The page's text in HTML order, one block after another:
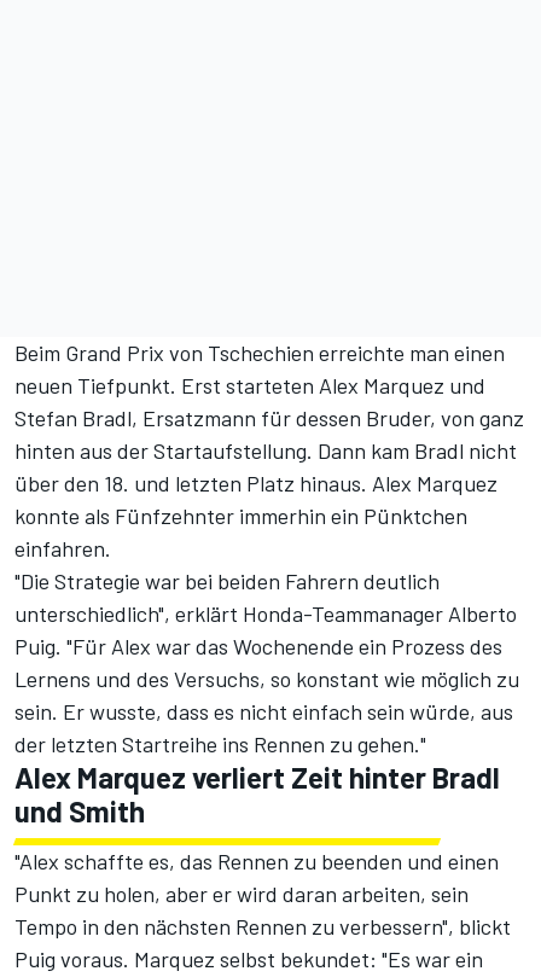
Beim Grand Prix von Tschechien erreichte man einen
neuen Tiefpunkt. Erst starteten Alex Marquez und
Stefan Bradl, Ersatzmann für dessen Bruder, von ganz
hinten aus der Startaufstellung. Dann kam Bradl nicht
über den 18. und letzten Platz hinaus. Alex Marquez
konnte als Fünfzehnter immerhin ein Pünktchen
einfahren.
"Die Strategie war bei beiden Fahrern deutlich
unterschiedlich", erklärt Honda-Teammanager Alberto
Puig. "Für Alex war das Wochenende ein Prozess des
Lernens und des Versuchs, so konstant wie möglich zu
sein. Er wusste, dass es nicht einfach sein würde, aus
der letzten Startreihe ins Rennen zu gehen."
Alex Marquez verliert Zeit hinter Bradl
und Smith
"Alex schaffte es, das Rennen zu beenden und einen
Punkt zu holen, aber er wird daran arbeiten, sein
Tempo in den nächsten Rennen zu verbessern", blickt
Puig voraus. Marquez selbst bekundet: "Es war ein